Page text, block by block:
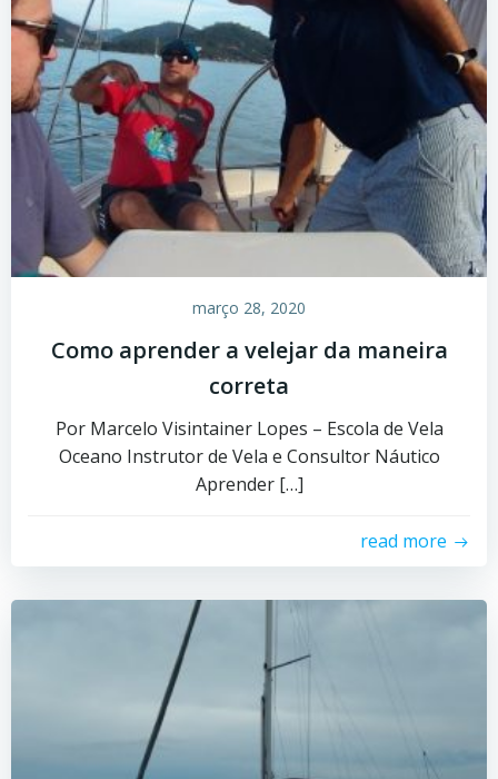
março 28, 2020
Como aprender a velejar da maneira
correta
Por Marcelo Visintainer Lopes – Escola de Vela
Oceano Instrutor de Vela e Consultor Náutico
Aprender […]
read more